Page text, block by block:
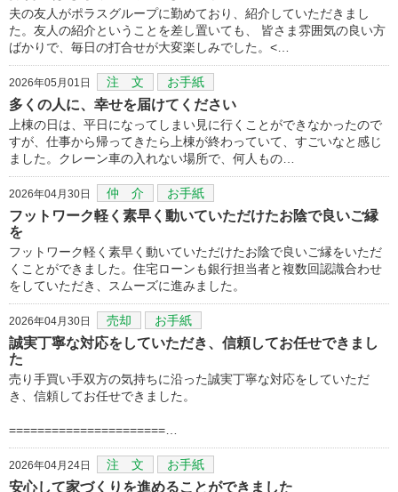
夫の友人がポラスグループに勤めており、紹介していただきまし
た。友人の紹介ということを差し置いても、 皆さま雰囲気の良い方
ばかりで、毎日の打合せが大変楽しみでした。<…
2026年05月01日 注 文 お手紙
多くの人に、幸せを届けてください
上棟の日は、平日になってしまい見に行くことができなかったので
すが、仕事から帰ってきたら上棟が終わっていて、すごいなと感じ
ました。クレーン車の入れない場所で、何人もの…
2026年04月30日 仲 介 お手紙
フットワーク軽く素早く動いていただけたお陰で良いご縁
を
フットワーク軽く素早く動いていただけたお陰で良いご縁をいただ
くことができました。住宅ローンも銀行担当者と複数回認識合わせ
をしていただき、スムーズに進みました。
2026年04月30日 売却 お手紙
誠実丁寧な対応をしていただき、信頼してお任せできまし
た
売り手買い手双方の気持ちに沿った誠実丁寧な対応をしていただ
き、信頼してお任せできました。
======================…
2026年04月24日 注 文 お手紙
安心して家づくりを進めることができました